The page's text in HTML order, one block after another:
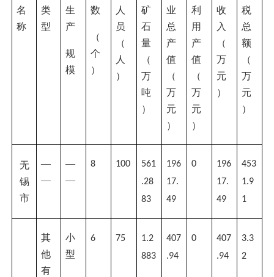
名
称
类
型
生
产
规
模
数
（
个
）
人
员
（
人
）
矿
石
量
（
万
吨
）
业
总
产
值
（
万
元
）
利
用
产
值
（
万
元
）
收
入
（
万
元
）
税
总
额
（
万
元
）
无
锡
市
—
—
—
—
8 100
561
.28
83
196
17.
49
0
196
17.
49
453
1.9
1
其
他
有
小
型
6 75
1.2
883
407
.94
0
407
.94
3.3
2